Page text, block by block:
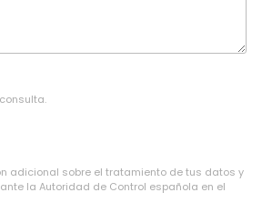
adicional sobre el tratamiento de tus datos y
la Autoridad de Control española en el